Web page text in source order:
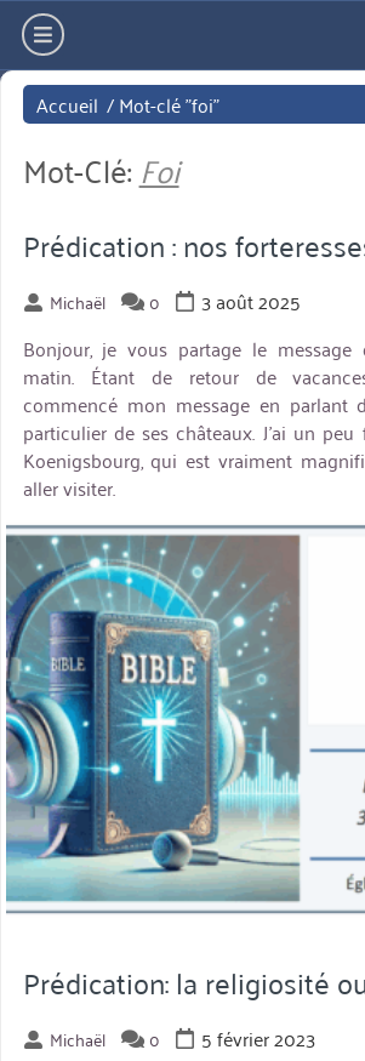
Aller
directement
au
contenu
hamburger
Accueil /Mot-clé "foi"
Mot-Clé: Foi
Prédication : nos
Michaël 0
3 août 2025
Bonjour, je vous partage le message
matin. Étant de retour de
commencé mon message en parlant
particulier de ses châteaux. J’ai un
Koenigsbourg, qui est vraiment
aller visiter.
miniature
Prédication: la religiosité
Michaël 0
5 février 2023